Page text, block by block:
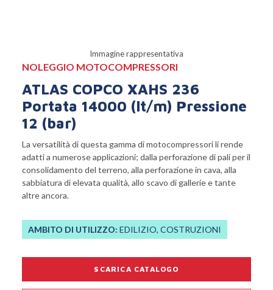
Immagine rappresentativa
NOLEGGIO MOTOCOMPRESSORI
ATLAS COPCO XAHS 236
Portata 14000 (lt/m) Pressione
12 (bar)
La versatilità di questa gamma di motocompressori li rende
adatti a numerose applicazioni; dalla perforazione di pali per il
consolidamento del terreno, alla perforazione in cava, alla
sabbiatura di elevata qualità, allo scavo di gallerie e tante
altre ancora.
AMBITO DI UTILIZZO: EDILIZIO, COSTRUZIONI
SCARICA CATALOGO